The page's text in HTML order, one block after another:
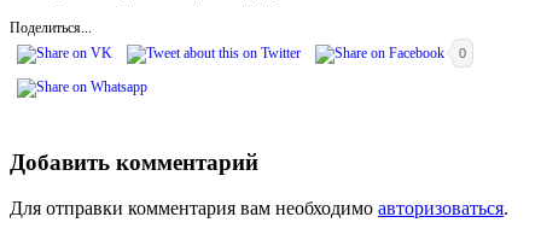
Поделиться...
0
Добавить комментарий
Для отправки комментария вам необходимо авторизоваться.